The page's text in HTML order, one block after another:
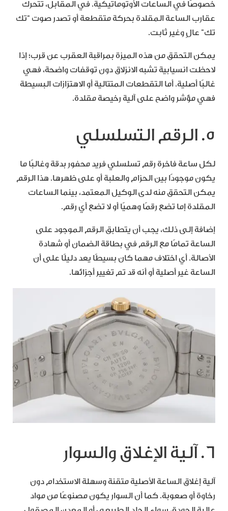
خصوصًا في الساعات الأوتوماتيكية. في المقابل، تتحرك
عقارب الساعة المقلدة بحركة متقطعة أو تصدر صوت “تك
تك” عالٍ وغير ثابت.
يمكن التحقق من هذه الميزة بمراقبة العقرب عن قرب؛ إذا
لاحظت انسيابية تشبه الانزلاق دون توقفات واضحة، فهي
غالبًا أصلية. أما التقطعات المتتالية أو الاهتزازات البسيطة
فهي مؤشر واضح على آلية رخيصة مقلدة.
5. الرقم التسلسلي
لكل ساعة فاخرة رقم تسلسلي فريد محفور بدقة وغالبًا ما
يكون موجودًا بين الحزام والعلبة أو على ظهرها. هذا الرقم
يمكن التحقق منه لدى الوكيل المعتمد، بينما الساعات
المقلدة إما تضع رقمًا وهميًا أو لا تضع أي رقم.
إضافة إلى ذلك، يجب أن يتطابق الرقم الموجود على
الساعة تمامًا مع الرقم في بطاقة الضمان أو شهادة
الأصالة. أي اختلاف مهما كان بسيطًا يعد دليلًا على أن
الساعة غير أصلية أو أنه قد تم تغيير أجزائها.
6. آلية الإغلاق والسوار
آلية إغلاق الساعة الأصلية متقنة وسهلة الاستخدام دون
رخاوة أو صعوبة. كما أن السوار يكون مصنوعًا من مواد